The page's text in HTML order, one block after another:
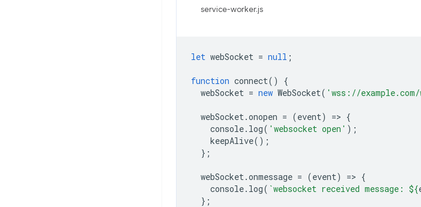
service-worker.js
let webSocket = null ;
function connect()
{
webSocket = new WebSocket( 'wss://example.com/
webSocket.onopen = (event) => {
console. log( 'websocket open' );
keepAlive();
};
webSocket.onmessage = (event) => {
console. log( `websocket received message: ${
};